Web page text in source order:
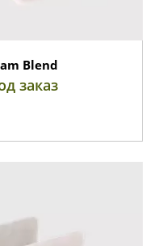
Blend
заказ